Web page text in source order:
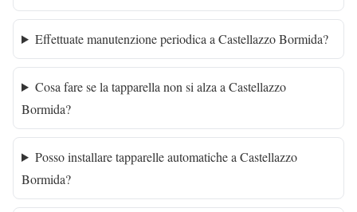
Effettuate manutenzione periodica a Castellazzo Bormida?
Cosa fare se la tapparella non si alza a Castellazzo
Bormida?
Posso installare tapparelle automatiche a Castellazzo
Bormida?